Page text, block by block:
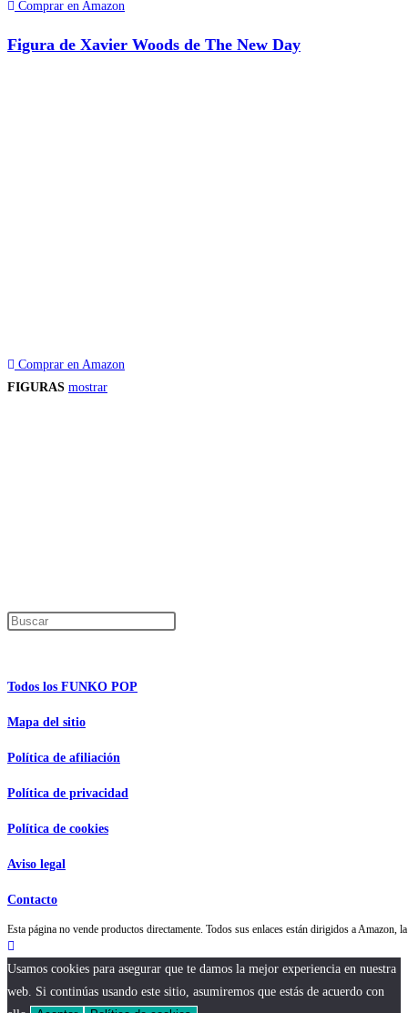
Comprar en Amazon
Figura de Xavier Woods de The New Day
Comprar en Amazon
FIGURAS mostrar
Todos los FUNKO POP
Mapa del sitio
Política de afiliación
Política de privacidad
Política de cookies
Aviso legal
Contacto
Esta página no vende productos directamente. Todos sus enlaces están dirigidos a
Usamos cookies para asegurar que te damos la mejor experiencia en nuestra
web. Si continúas usando este sitio, asumiremos que estás de acuerdo con